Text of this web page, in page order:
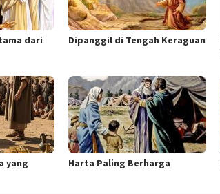
dari
Dipanggil di Tengah Keraguan
yang
Harta Paling Berharga